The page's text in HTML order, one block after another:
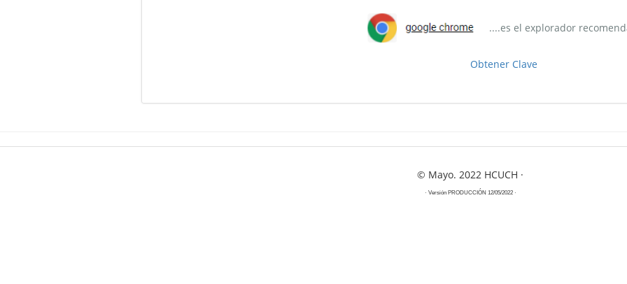
....es el explorador
Obtener Clave
© Mayo. 2022 HCUCH ·
· Versión PRODUCCIÓN 12/05/2022·